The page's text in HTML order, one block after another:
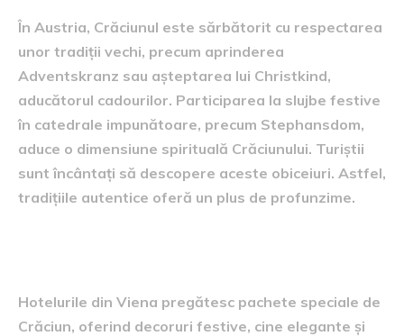
În Austria, Crăciunul este sărbătorit cu respectarea
unor tradiții vechi, precum aprinderea
Adventskranz sau așteptarea lui Christkind,
aducătorul cadourilor. Participarea la slujbe festive
în catedrale impunătoare, precum Stephansdom,
aduce o dimensiune spirituală Crăciunului. Turiștii
sunt încântați să descopere aceste obiceiuri. Astfel,
tradițiile autentice oferă un plus de profunzime.
Hotelurile din Viena pregătesc pachete speciale de
Crăciun, oferind decoruri festive, cine elegante și